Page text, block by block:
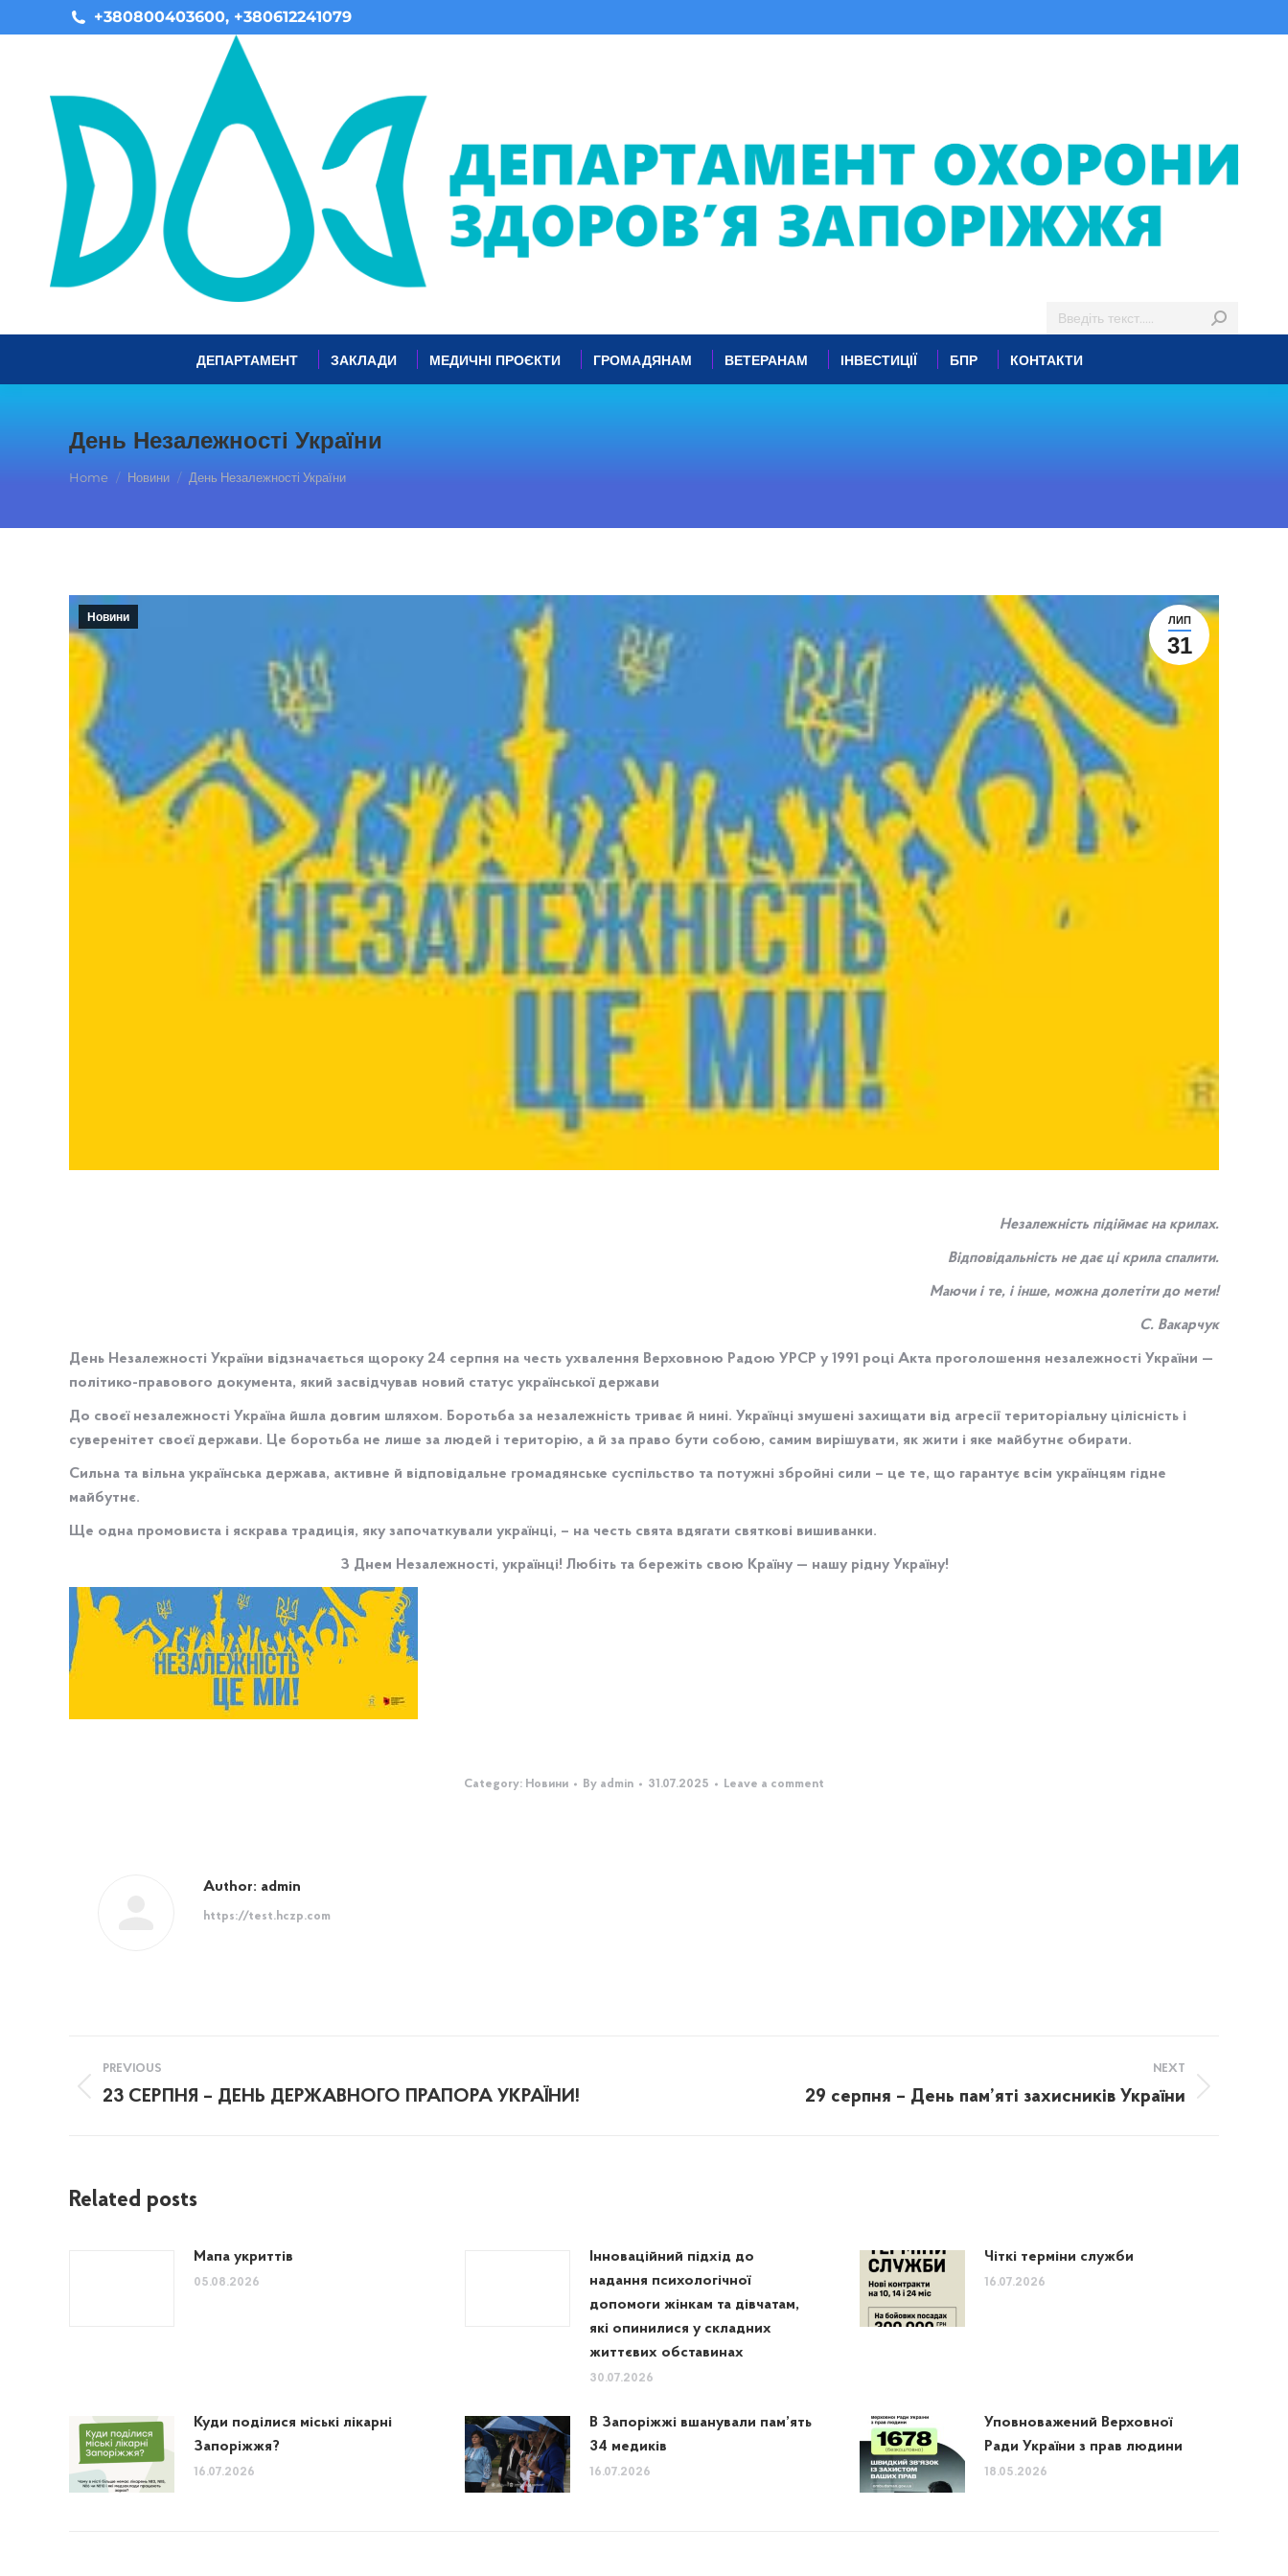
+380800403600, +380612241079
ДЕПАРТАМЕНТ ЗАКЛАДИ МЕДИЧНІ ПРОЄКТИ ГРОМАДЯНАМ ВЕТЕРАНАМ ІНВЕСТИЦІЇ БПР КОНТАКТИ
День Незалежності України
You are here:
Home Новини День Незалежності України
ЛИП
31
Новини
Незалежність підіймає на крилах.
Відповідальність не дає ці крила спалити.
Маючи і те, і інше, можна долетіти до мети!
С. Вакарчук
День Незалежності України відзначається щороку 24 серпня на честь ухвалення Верховною Радою УРСР у 1991 році Акта проголошення незалежності України —
політико-правового документа, який засвідчував новий статус української держави
До своєї незалежності Україна йшла довгим шляхом. Боротьба за незалежність триває й нині. Українці змушені захищати від агресії територіальну цілісність і
суверенітет своєї держави. Це боротьба не лише за людей і територію, а й за право бути собою, самим вирішувати, як жити і яке майбутнє обирати.
Сильна та вільна українська держава, активне й відповідальне громадянське суспільство та потужні збройні сили – це те, що гарантує всім українцям гідне
майбутнє.
Ще одна промовиста і яскрава традиція, яку започаткували українці, – на честь свята вдягати святкові вишиванки.
З Днем Незалежності, українці! Любіть та бережіть свою Країну — нашу рідну Україну!
Category: Новини By admin 31.07.2025 Leave a comment
Author: admin
https://test.hczp.com
Post
navigation
PREVIOUS
Previous
23 СЕРПНЯ – ДЕНЬ ДЕРЖАВНОГО ПРАПОРА УКРАЇНИ!
NEXT
29 серпня – День пам’яті захисників України
Related posts
Мапа укриттів
05.08.2026
Інноваційний підхід до
надання психологічної
допомоги жінкам та дівчатам,
які опинилися у складних
життєвих обставинах
30.07.2026
Чіткі терміни служби
16.07.2026
Куди поділися міські лікарні
Запоріжжя?
16.07.2026
В Запоріжжі вшанували пам’ять
34 медиків
16.07.2026
Уповноважений Верховної
Ради України з прав людини
18.05.2026